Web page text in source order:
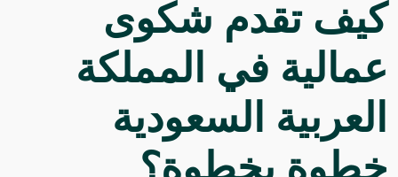
كيف تقدم شكوى
عمالية في المملكة
العربية السعودية